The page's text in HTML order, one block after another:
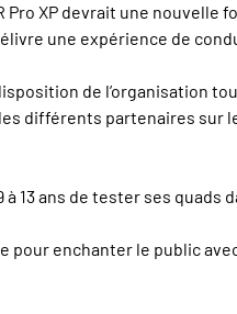
XP devrait une nouvelle
une expérience de
de l’organisation
différents partenaires sur
13 ans de tester ses quads
pour enchanter le public